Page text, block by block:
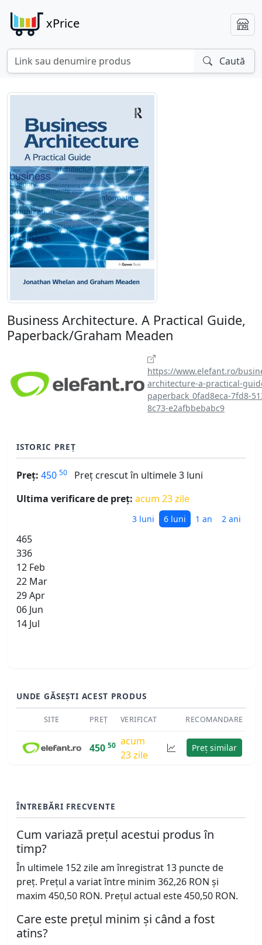
xPrice
Caută
Business Architecture. A Practical Guide,
Paperback/Graham Meaden
https://www.elefant.ro/
architecture-a-practical-
paperback_0fad8eca-7fd8-
8c73-e2afbbebabc9
ISTORIC PREȚ
Preț: 450 50
Preț crescut în ultimele 3 luni
Ultima verificare de preț: acum 23 zile
3 luni 6 luni 1 an 2 ani
465
336
12 Feb
22 Mar
29 Apr
06 Jun
14 Jul
UNDE GĂSEȘTI ACEST PRODUS
SITE PREȚ VERIFICAT RECOMANDARE
450 50 acum
23 zile
Preț similar
ÎNTREBĂRI FRECVENTE
Cum variază prețul acestui produs în
timp?
În ultimele 152 zile am înregistrat 13 puncte de
preț. Prețul a variat între minim 362,26 RON și
maxim 450,50 RON. Prețul actual este 450,50 RON.
Care este prețul minim și când a fost
atins?